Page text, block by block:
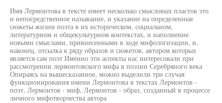
Имя Лермонтова в тексте имеет несколько смысловых пластов это
и непосредственное называние, и указание на определенные
сюжеты жизни поэта в их историческом, социальном,
литературном и общекультурном контекстах, и наполнение
новыми смыслами, привнесенными в ходе мифологизации, и,
наконец, отсылка к ряду образов и сюжетов, автором которых
является сам поэт Именно эти аспекты нас интересовали при
рассмотрении лермонтовского мифа в поэзии Серебряного века
Опираясь на вышесказанное, можно выделили три случая
функционирования имени Лермонтова в текстах Лермонтов -
поэт, Лермонтов - миф, Лермонтов - образ, созданный в процессе
личного мифотворчества автора